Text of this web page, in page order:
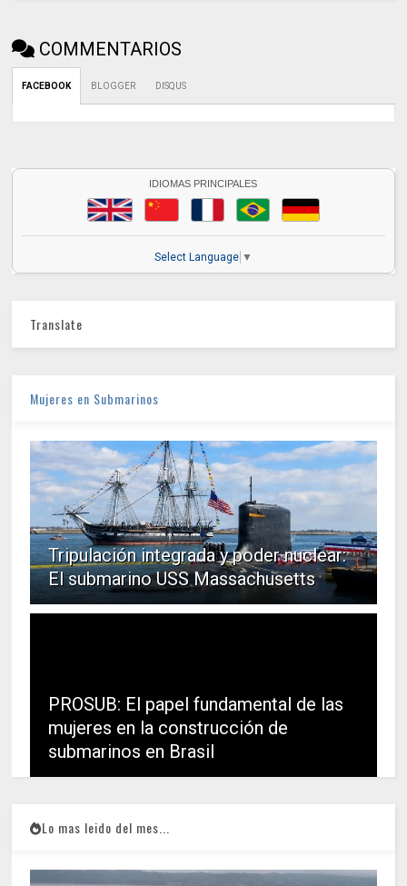
COMMENTARIOS
FACEBOOK BLOGGER DISQUS
IDIOMAS PRINCIPALES
Select Language ▼
Translate
Mujeres en Submarinos
Tripulación integrada y poder nuclear:
El submarino USS Massachusetts
PROSUB: El papel fundamental de las
mujeres en la construcción de
submarinos en Brasil
Lo mas leido del mes...